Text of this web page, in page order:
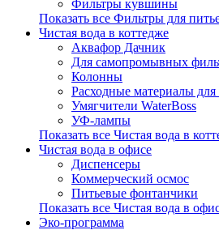
Фильтры кувшины
Показать все Фильтры для
Чистая вода в коттедже
Аквафор Дачник
Для самопромывных
Колонны
Расходные материалы для
Умягчители WaterBoss
УФ-лампы
Показать все Чистая вода в
Чистая вода в офисе
Диспенсеры
Коммерческий осмос
Питьевые фонтанчики
Показать все Чистая вода в
Эко-программа